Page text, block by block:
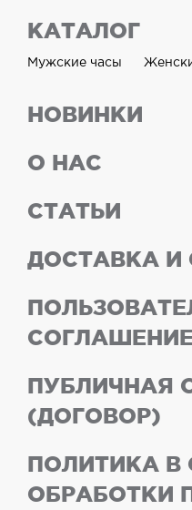
КАТАЛОГ
Мужские часы
НОВИНКИ
О НАС
СТАТЬИ
ДОСТАВКА И
СОГЛАШЕНИЕ
ПУБЛИЧНАЯ
(ДОГОВОР)
ПОЛИТИКА
ОБРАБОТКИ